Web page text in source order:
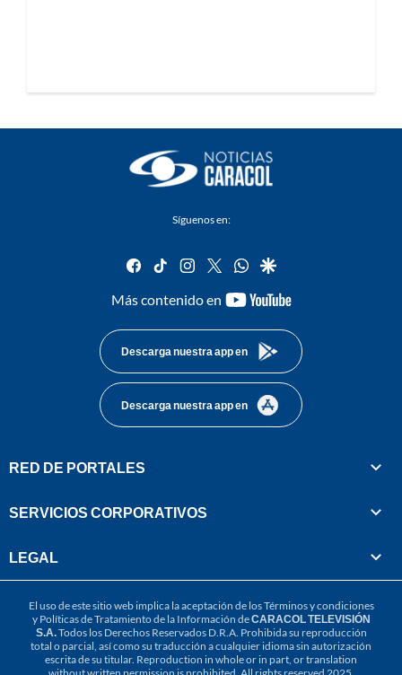
Síguenos en:
facebook
tiktok instagram
twitterwhatsapp
google
Más contenido en
youtube-
Descarga nuestra app en
Descarga nuestra app en
RED DE PORTALES
SERVICIOS CORPORATIVOS
LEGAL
El uso de este sitio web implica la aceptación de losTérminos y condiciones
y Políticas de Tratamiento de la Información deCARACOL TELEVISIÓN
S.A.Todos los Derechos Reservados D.R.A. Prohibida su reproducción
total o parcial, así como su traducción a cualquier idioma sin autorización
escrita de su titular. Reproduction in whole or in part, or translation